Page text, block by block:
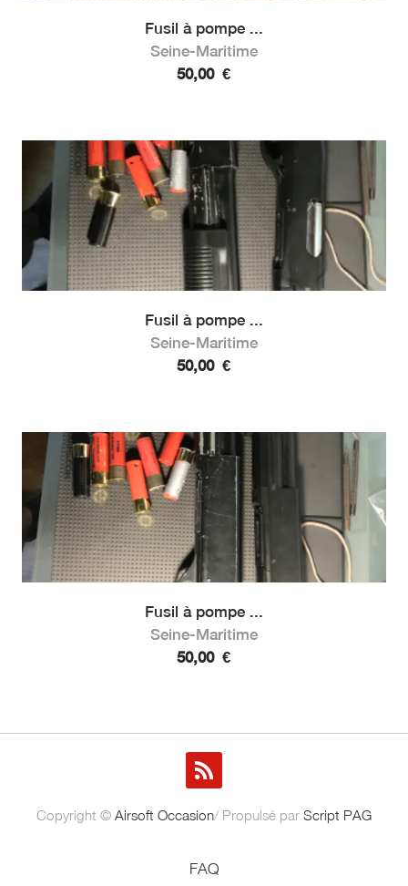
Fusil à pompe ...
Seine-Maritime
50,00 €
Fusil à pompe ...
Seine-Maritime
50,00 €
Fusil à pompe ...
Seine-Maritime
50,00 €
Copyright © Airsoft Occasion/ Propulsé par Script PAG
FAQ